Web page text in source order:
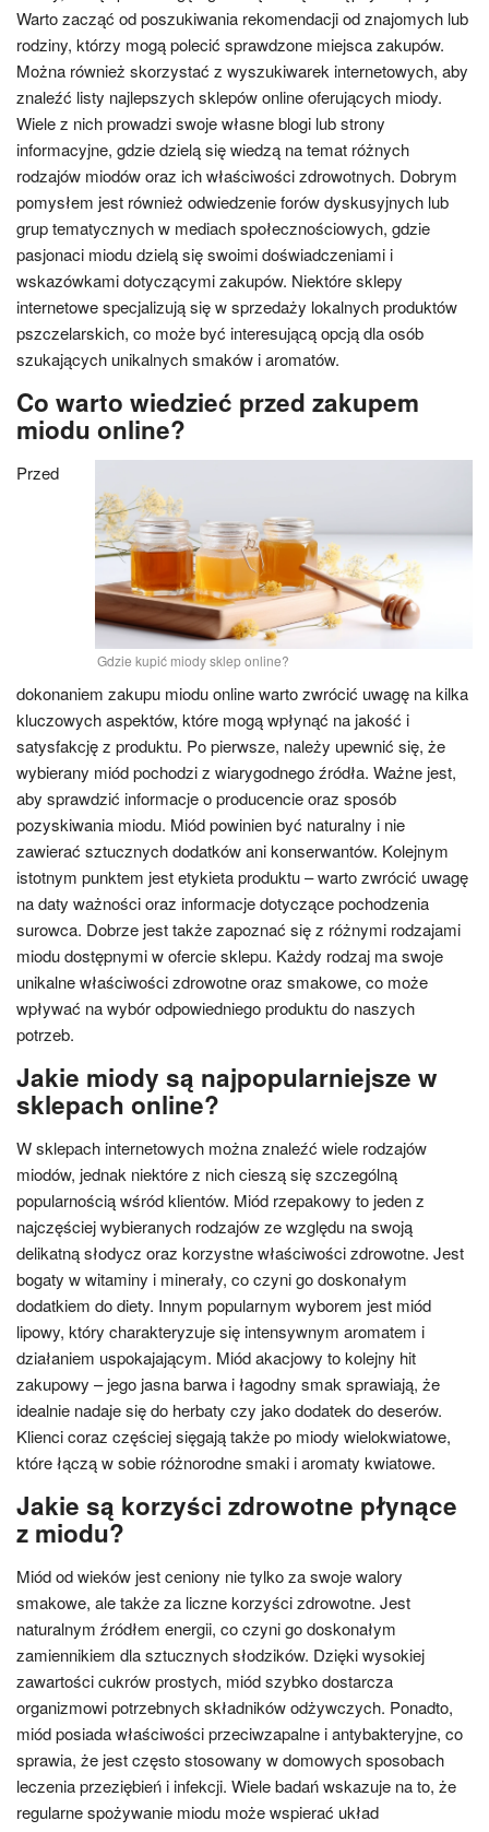
Warto zacząć od poszukiwania rekomendacji od znajomych lub
rodziny, którzy mogą polecić sprawdzone miejsca zakupów.
Można również skorzystać z wyszukiwarek internetowych, aby
znaleźć listy najlepszych sklepów online oferujących miody.
Wiele z nich prowadzi swoje własne blogi lub strony
informacyjne, gdzie dzielą się wiedzą na temat różnych
rodzajów miodów oraz ich właściwości zdrowotnych. Dobrym
pomysłem jest również odwiedzenie forów dyskusyjnych lub
grup tematycznych w mediach społecznościowych, gdzie
pasjonaci miodu dzielą się swoimi doświadczeniami i
wskazówkami dotyczącymi zakupów. Niektóre sklepy
internetowe specjalizują się w sprzedaży lokalnych produktów
pszczelarskich, co może być interesującą opcją dla osób
szukających unikalnych smaków i aromatów.
Co warto wiedzieć przed zakupem
miodu online?
Gdzie kupić miody sklep online?
Przed
dokonaniem zakupu miodu online warto zwrócić uwagę na kilka
kluczowych aspektów, które mogą wpłynąć na jakość i
satysfakcję z produktu. Po pierwsze, należy upewnić się, że
wybierany miód pochodzi z wiarygodnego źródła. Ważne jest,
aby sprawdzić informacje o producencie oraz sposób
pozyskiwania miodu. Miód powinien być naturalny i nie
zawierać sztucznych dodatków ani konserwantów. Kolejnym
istotnym punktem jest etykieta produktu – warto zwrócić uwagę
na daty ważności oraz informacje dotyczące pochodzenia
surowca. Dobrze jest także zapoznać się z różnymi rodzajami
miodu dostępnymi w ofercie sklepu. Każdy rodzaj ma swoje
unikalne właściwości zdrowotne oraz smakowe, co może
wpływać na wybór odpowiedniego produktu do naszych
potrzeb.
Jakie miody są najpopularniejsze w
sklepach online?
W sklepach internetowych można znaleźć wiele rodzajów
miodów, jednak niektóre z nich cieszą się szczególną
popularnością wśród klientów. Miód rzepakowy to jeden z
najczęściej wybieranych rodzajów ze względu na swoją
delikatną słodycz oraz korzystne właściwości zdrowotne. Jest
bogaty w witaminy i minerały, co czyni go doskonałym
dodatkiem do diety. Innym popularnym wyborem jest miód
lipowy, który charakteryzuje się intensywnym aromatem i
działaniem uspokajającym. Miód akacjowy to kolejny hit
zakupowy – jego jasna barwa i łagodny smak sprawiają, że
idealnie nadaje się do herbaty czy jako dodatek do deserów.
Klienci coraz częściej sięgają także po miody wielokwiatowe,
które łączą w sobie różnorodne smaki i aromaty kwiatowe.
Jakie są korzyści zdrowotne płynące
z miodu?
Miód od wieków jest ceniony nie tylko za swoje walory
smakowe, ale także za liczne korzyści zdrowotne. Jest
naturalnym źródłem energii, co czyni go doskonałym
zamiennikiem dla sztucznych słodzików. Dzięki wysokiej
zawartości cukrów prostych, miód szybko dostarcza
organizmowi potrzebnych składników odżywczych. Ponadto,
miód posiada właściwości przeciwzapalne i antybakteryjne, co
sprawia, że jest często stosowany w domowych sposobach
leczenia przeziębień i infekcji. Wiele badań wskazuje na to, że
regularne spożywanie miodu może wspierać układ